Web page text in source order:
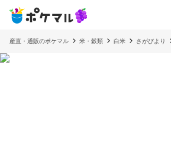
産直・通販のポケマル 米・穀類 白米 さがびより